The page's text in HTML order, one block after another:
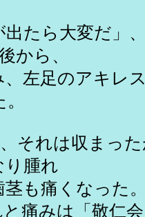
出たら大変だ」
から、
左足のアキレ
それは収まっ
り腫れ
も痛くなった
痛みは「敬仁